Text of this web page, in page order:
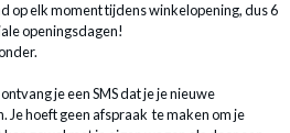
op elk moment tijdens winkelopening,dus 6
openingsdagen!
je een SMS dat jeje nieuwe
Je hoeft geen afspraakte maken om je